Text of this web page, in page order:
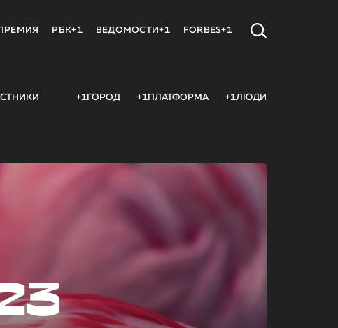
РБК+1 ВЕДОМОСТИ+1 FORBES+1
+1ГОРОД +1ПЛАТФОРМА +1ЛЮДИ